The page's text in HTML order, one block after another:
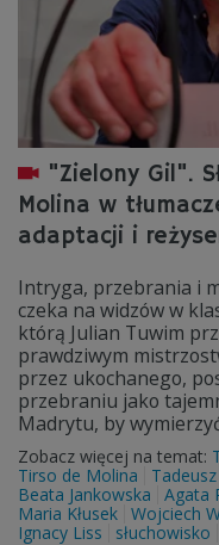
"Zielony Gil".
Molina w
adaptacji i
Intryga, przebrania i
czeka na widzów w
którą Julian Tuwim
prawdziwym
przez ukochanego,
przebraniu jako
Madrytu, by
Zobacz więcej na temat:
Tirso de Molina
Beata Jankowska
Agata
Maria Kłusek Wojciech
Ignacy Liss
słuchowisko